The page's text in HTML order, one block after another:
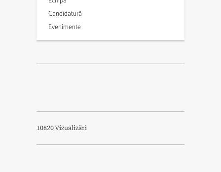
Candidatură
Evenimente
10820 Vizualizări